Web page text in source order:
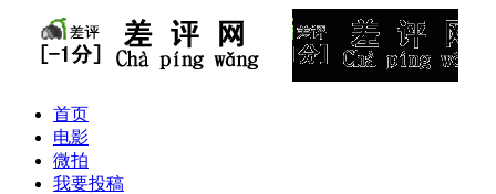
首页
电影
微拍
我要投稿